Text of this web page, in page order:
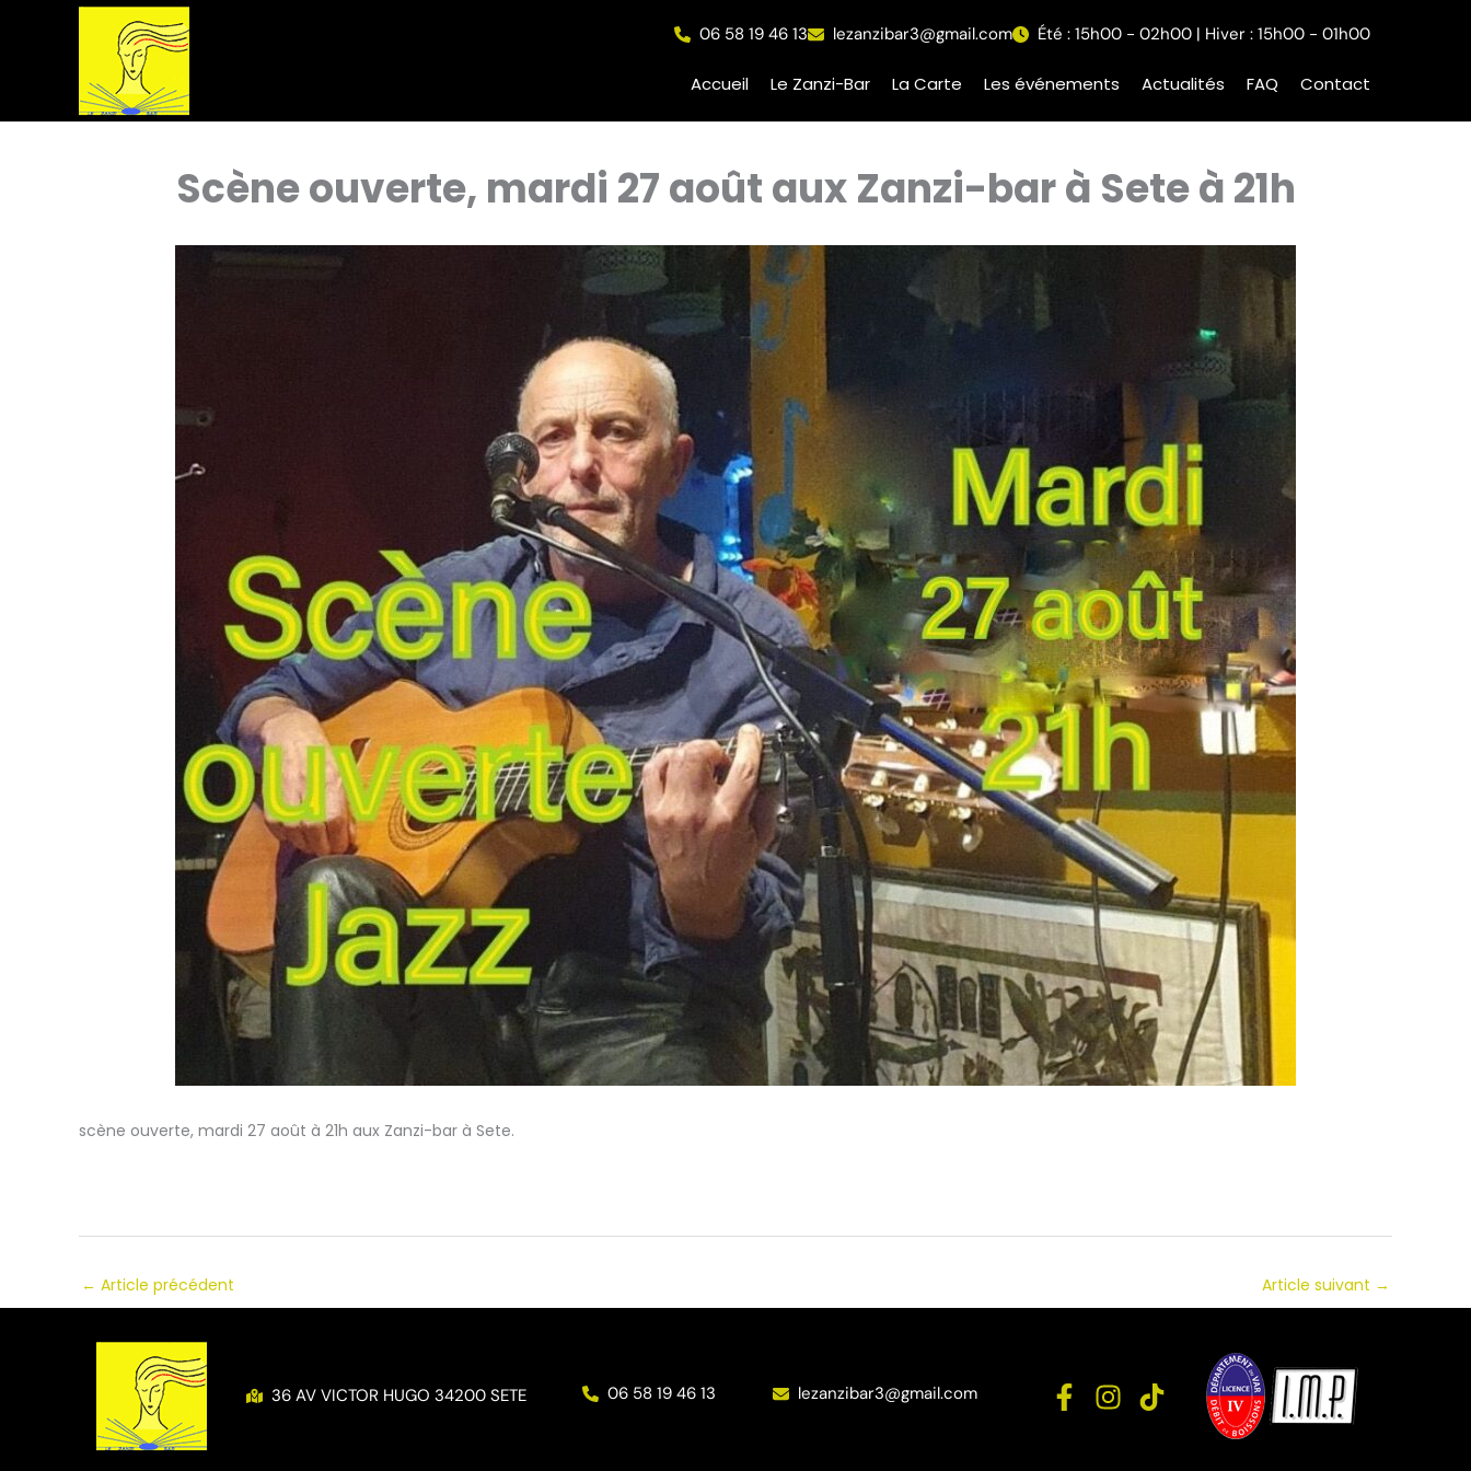
Accueil Le Zanzi-Bar La Carte Les événements Actualités FAQ Contact
06 58 19 46 13 lezanzibar3@gmail.com Été : 15h00 - 02h00 | Hiver : 15h00 - 01h00
Scène ouverte, mardi 27 août aux Zanzi-bar à Sete à 21h
scène ouverte, mardi 27 août à 21h aux Zanzi-bar à Sete.
← Article précédent Article suivant →
36 AV VICTOR HUGO 34200 SETE 06 58 19 46 13 lezanzibar3@gmail.com